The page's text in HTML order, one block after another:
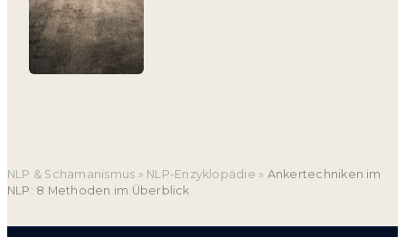
NLP & Schamanismus » NLP-Enzyklopädie » Ankertechniken im
NLP: 8 Methoden im Überblick